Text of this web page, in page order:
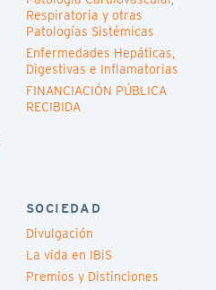
Respiratoria y otras
Patologías Sistémicas
Enfermedades Hepáticas,
Digestivas e Inflamatorias
FINANCIACIÓN PÚBLICA
RECIBIDA
SOCIEDAD
Divulgación
La vida en IBiS
Premios y Distinciones